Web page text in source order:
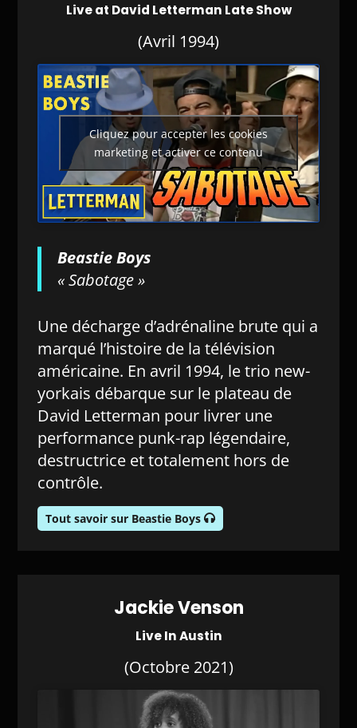
Live at David Letterman Late Show
(Avril 1994)
Cliquez pour accepter les cookies
marketing et activer ce contenu
Beastie Boys
« Sabotage »
Une décharge d’adrénaline brute qui a
marqué l’histoire de la télévision
américaine. En avril 1994, le trio new-
yorkais débarque sur le plateau de
David Letterman pour livrer une
performance punk-rap légendaire,
destructrice et totalement hors de
contrôle.
Tout savoir sur Beastie Boys
Jackie Venson
Live In Austin
(Octobre 2021)